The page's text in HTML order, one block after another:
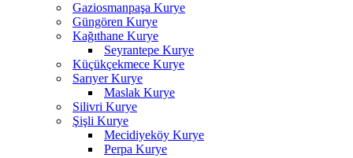
Gaziosmanpaşa Kurye
Güngören Kurye
Kağıthane Kurye
Seyrantepe Kurye
Küçükçekmece Kurye
Sarıyer Kurye
Maslak Kurye
Silivri Kurye
Şişli Kurye
Mecidiyeköy Kurye
Perpa Kurye